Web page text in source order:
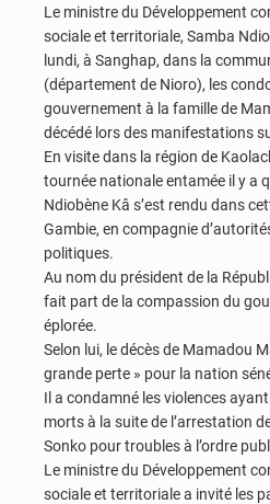
Le ministre du Développement
sociale et territoriale, Samba
lundi, à Sanghap, dans la
(département de Nioro), les
gouvernement à la famille de
décédé lors des manifestations
En visite dans la région de
tournée nationale entamée il y a
Ndiobène Kâ s’est rendu dans
Gambie, en compagnie
politiques.
Au nom du président de la
fait part de la compassion du
éplorée.
Selon lui, le décès de Mamadou
grande perte » pour la nation
Il a condamné les violences
morts à la suite de l’arrestation
Sonko pour troubles à l’ordre
Le ministre du Développement
sociale et territoriale a invité les